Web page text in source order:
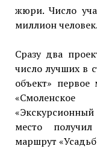
жюри. Число
миллион человек.
Сразу два
число лучших в
объект»
место
маршрут